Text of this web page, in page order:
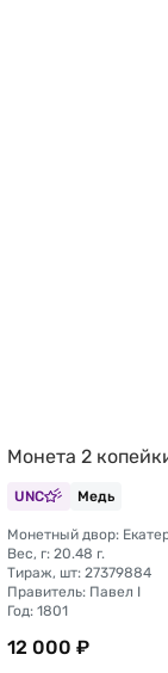
Монета 2
UNC Медь
Монетный двор:
Вес, г: 20.48 г.
Тираж, шт: 27379884
Правитель: Павел I
Год: 1801
12 000 ₽